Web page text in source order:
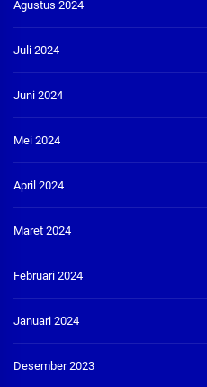
Agustus 2024
Juli 2024
Juni 2024
Mei 2024
April 2024
Maret 2024
Februari 2024
Januari 2024
Desember 2023